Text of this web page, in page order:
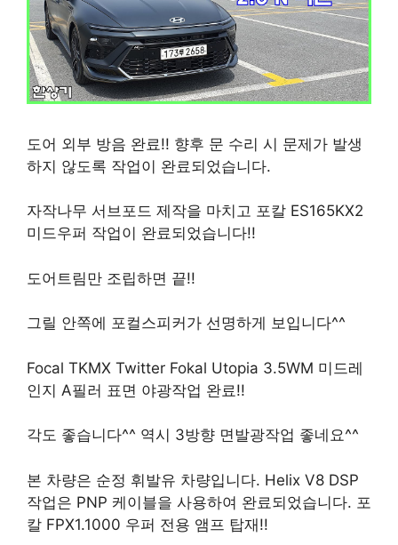
도어 외부 방음 완료!! 향후 문 수리 시 문제가 발생
하지 않도록 작업이 완료되었습니다.
자작나무 서브포드 제작을 마치고 포칼 ES165KX2
미드우퍼 작업이 완료되었습니다!!
도어트림만 조립하면 끝!!
그릴 안쪽에 포컬스피커가 선명하게 보입니다^^
Focal TKMX Twitter Fokal Utopia 3.5WM 미드레
인지 A필러 표면 야광작업 완료!!
각도 좋습니다^^ 역시 3방향 면발광작업 좋네요^^
본 차량은 순정 휘발유 차량입니다. Helix V8 DSP
작업은 PNP 케이블을 사용하여 완료되었습니다. 포
칼 FPX1.1000 우퍼 전용 앰프 탑재!!